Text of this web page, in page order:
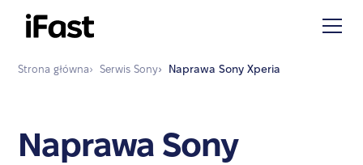
Strona główna› Serwis Sony› Naprawa Sony Xperia
Naprawa Sony